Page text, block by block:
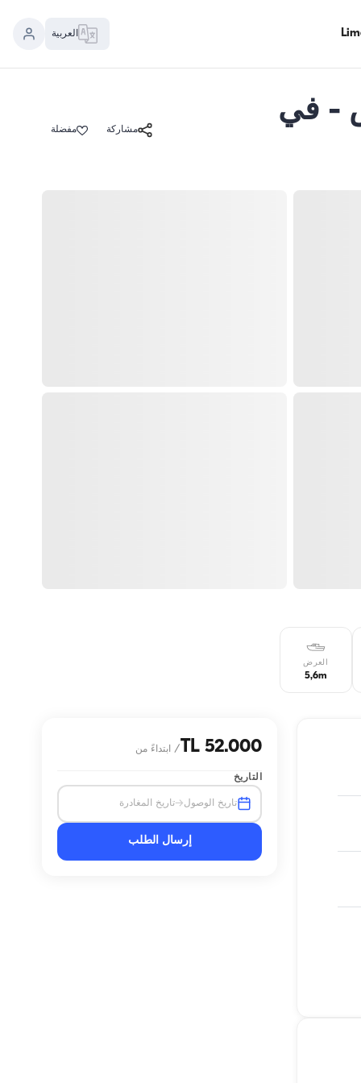
العربية
كابينات - سعة 14 شخص - في
مشاركة مفضلة
العرض
5,6m
52.000 TL
/ ابتداءً من
التاريخ
تاريخ الوصول→تاريخ المغادرة
إرسال الطلب